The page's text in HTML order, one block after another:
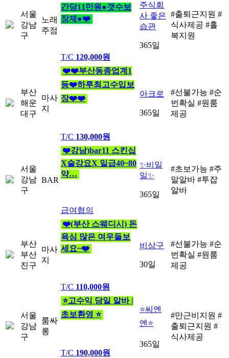
서울
강남
구
노래
주점
간당11만원●갯수보
장제●❤️
T/C 120,000원
주식회
사 좋은
습관
365일
#출퇴근지원 #
식사제공 #홀
복지원
부산
해운
대구
마사
지
❤️❤️부산동종업계1
등❤️하루최고수입보
장❤️❤️
T/C 130,000원
아크로
365일
#선불가능 #순
번확실 #원룸
제공
서울
강남
구
BAR
❤️강남)bar11 스킨십
X술강요X 일급40~80
약…
급여협의
✨비일
일✨
365일
#초보가능 #주
말알바 #투잡
알바
부산
부산
진구
마사
지
❤️(부산 스웨디시) 돈
욕심 많은 여우들보
세요~❤️
T/C 110,000원
비상구
30일
#선불가능 #순
번확실 #원룸
제공
서울
강남
구
룸싸
롱
⭐고수익 당일 알바 |
초보환영 ⭐
T/C 190,000원
⭐씨엔
엔⭐
365일
#만근비지원 #
출퇴근지원 #
식사제공